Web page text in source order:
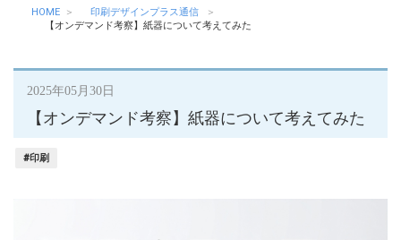
HOME
印刷デザインプラス通信
【オンデマンド考察】紙器について考えてみた
2025年05月30日
【オンデマンド考察】紙器について考えてみた
#印刷